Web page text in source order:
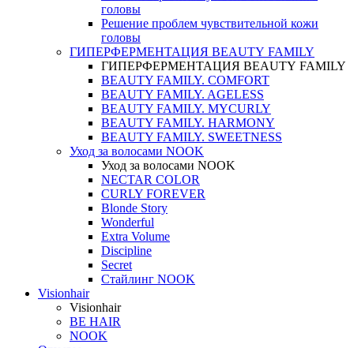
головы
Решение проблем чувствительной кожи
головы
ГИПЕРФЕРМЕНТАЦИЯ BEAUTY FAMILY
ГИПЕРФЕРМЕНТАЦИЯ BEAUTY FAMILY
BEAUTY FAMILY. COMFORT
BEAUTY FAMILY. AGELESS
BEAUTY FAMILY. MYCURLY
BEAUTY FAMILY. HARMONY
BEAUTY FAMILY. SWEETNESS
Уход за волосами NOOK
Уход за волосами NOOK
NECTAR COLOR
CURLY FOREVER
Blonde Story
Wonderful
Extra Volume
Discipline
Secret
Стайлинг NOOK
Visionhair
Visionhair
BE HAIR
NOOK